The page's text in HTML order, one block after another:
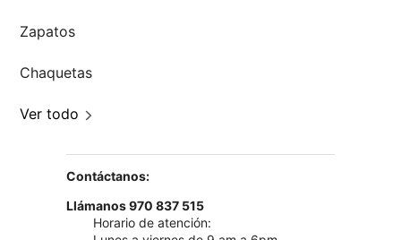
Zapatos
Chaquetas
Ver todo
Contáctanos:
Llámanos 970 837 515
Horario de atención: